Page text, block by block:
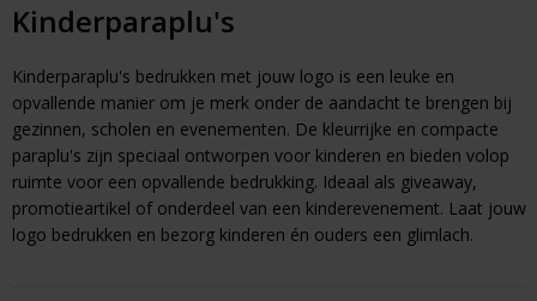
Tassen & Reizen
Elektronica & Gadgets
Beurs & Event
Sleutelhangers & Tools
Kerst
Eindejaarsgeschenken
Alle geefmomenten
Alle merken
Kinderparaplu's
Kinderparaplu's bedrukken met jouw logo is een leuke en
opvallende manier om je merk onder de aandacht te brengen bij
gezinnen, scholen en evenementen. De kleurrijke en compacte
paraplu's zijn speciaal ontworpen voor kinderen en bieden volop
ruimte voor een opvallende bedrukking. Ideaal als giveaway,
promotieartikel of onderdeel van een kinderevenement. Laat jouw
logo bedrukken en bezorg kinderen én ouders een glimlach.